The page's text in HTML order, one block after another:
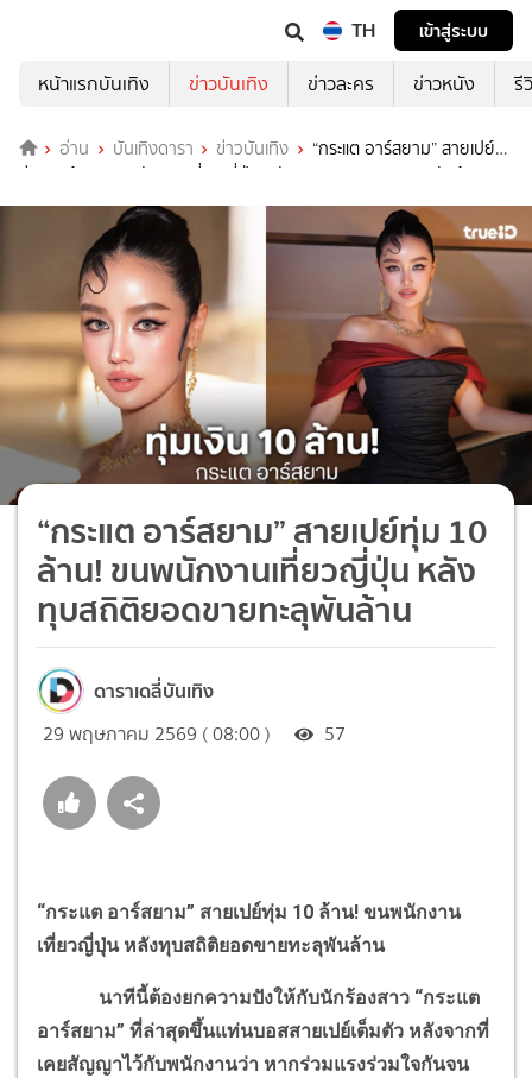
TH
เข้าสู่ระบบ
หน้าแรกบันเทิง
ข่าวบันเทิง ข่าวละคร ข่าวหนัง รี
อ่าน บันเทิงดารา ข่าวบันเทิง
“กระแต อาร์สยาม” สายเปย์
ทุ่ม 10 ล้าน! ขนพนักงานเที่ยวญี่ปุ่น หลังทุบสถิติยอดขายทะลุพันล้าน
“กระแต อาร์สยาม” สายเปย์ทุ่ม 10
ล้าน! ขนพนักงานเที่ยวญี่ปุ่น หลัง
ทุบสถิติยอดขายทะลุพันล้าน
ดาราเดลี่บันเทิง
29 พฤษภาคม 2569 ( 08:00 ) 57
“กระแต อาร์สยาม” สายเปย์ทุ่ม 10 ล้าน! ขนพนักงาน
เที่ยวญี่ปุ่น หลังทุบสถิติยอดขายทะลุพันล้าน
นาทีนี้ต้องยกความปังให้กับนักร้องสาว “กระแต
อาร์สยาม” ที่ล่าสุดขึ้นแท่นบอสสายเปย์เต็มตัว หลังจากที่
เคยสัญญาไว้กับพนักงานว่า หากร่วมแรงร่วมใจกันจน